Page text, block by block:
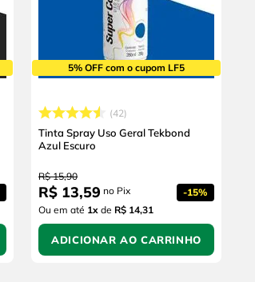
5% OFF com o cupom LF5
42
Tinta Spray Uso Geral Tekbond
Azul Escuro
R$ 15,90
R$ 13,59 no Pix -15%
Ou em até 1x de R$ 14,31
ADICIONAR AO CARRINHO